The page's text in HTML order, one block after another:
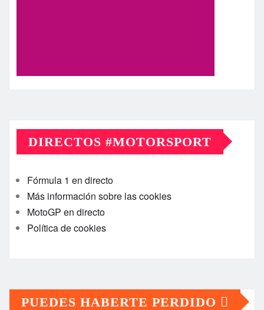
DIRECTOS #MOTORSPORT
Fórmula 1 en directo
Más información sobre las cookies
MotoGP en directo
Política de cookies
PUEDES HABERTE PERDIDO